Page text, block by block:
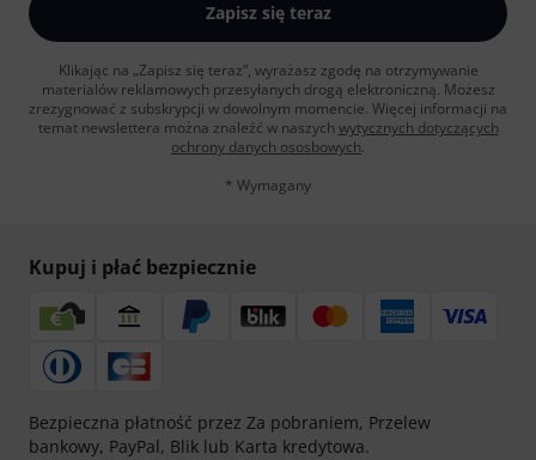
Zapisz się teraz
Klikając na „Zapisz się teraz”, wyrażasz zgodę na otrzymywanie
materialów reklamowych przesyłanych drogą elektroniczną. Możesz
zrezygnować z subskrypcji w dowolnym momencie. Więcej informacji na
temat newslettera można znaleźć w naszych wytycznych dotyczących
ochrony danych ososbowych.
* Wymagany
Kupuj i płać bezpiecznie
Bezpieczna płatność przez Za pobraniem, Przelew
bankowy, PayPal, Blik lub Karta kredytowa.